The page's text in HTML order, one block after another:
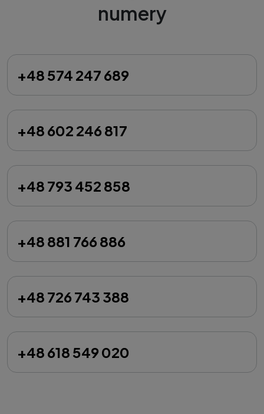
numery
+48 574 247 689
+48 602 246 817
+48 793 452 858
+48 881 766 886
+48 726 743 388
+48 618 549 020